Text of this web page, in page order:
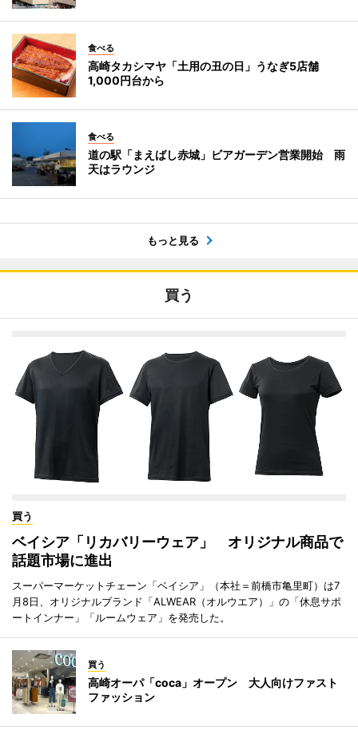
食べる
高崎タカシマヤ「土用の丑の日」うなぎ5店舗
1,000円台から
食べる
道の駅「まえばし赤城」ビアガーデン営業開始 雨
天はラウンジ
もっと見る
買う
買う
ベイシア「リカバリーウェア」 オリジナル商品で
話題市場に進出
スーパーマーケットチェーン「ベイシア」（本社＝前橋市亀里町）は7
月8日、オリジナルブランド「ALWEAR（オルウエア）」の「休息サポ
ートインナー」「ルームウェア」を発売した。
買う
高崎オーパ「coca」オープン 大人向けファスト
ファッション